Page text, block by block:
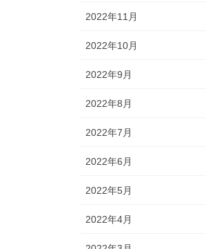
2022年11月
2022年10月
2022年9月
2022年8月
2022年7月
2022年6月
2022年5月
2022年4月